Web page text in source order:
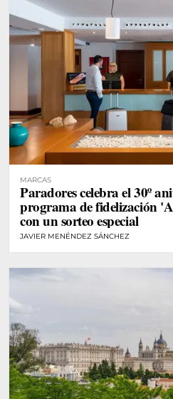
MARCAS
Paradores celebra el 30º
programa de fidelización
con un sorteo especial
JAVIER MENÉNDEZ SÁNCHEZ